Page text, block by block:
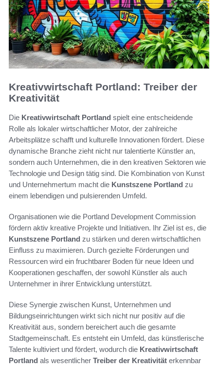
Kreativwirtschaft Portland: Treiber der
Kreativität
Die Kreativwirtschaft Portland spielt eine entscheidende
Rolle als lokaler wirtschaftlicher Motor, der zahlreiche
Arbeitsplätze schafft und kulturelle Innovationen fördert. Diese
dynamische Branche zieht nicht nur talentierte Künstler an,
sondern auch Unternehmen, die in den kreativen Sektoren wie
Technologie und Design tätig sind. Die Kombination von Kunst
und Unternehmertum macht die Kunstszene Portland zu
einem lebendigen und pulsierenden Umfeld.
Organisationen wie die Portland Development Commission
fördern aktiv kreative Projekte und Initiativen. Ihr Ziel ist es, die
Kunstszene Portland zu stärken und deren wirtschaftlichen
Einfluss zu maximieren. Durch gezielte Förderungen und
Ressourcen wird ein fruchtbarer Boden für neue Ideen und
Kooperationen geschaffen, der sowohl Künstler als auch
Unternehmer in ihrer Entwicklung unterstützt.
Diese Synergie zwischen Kunst, Unternehmen und
Bildungseinrichtungen wirkt sich nicht nur positiv auf die
Kreativität aus, sondern bereichert auch die gesamte
Stadtgemeinschaft. Es entsteht ein Umfeld, das künstlerische
Talente kultiviert und fördert, wodurch die Kreativwirtschaft
Portland als wesentlicher Treiber der Kreativität erkennbar